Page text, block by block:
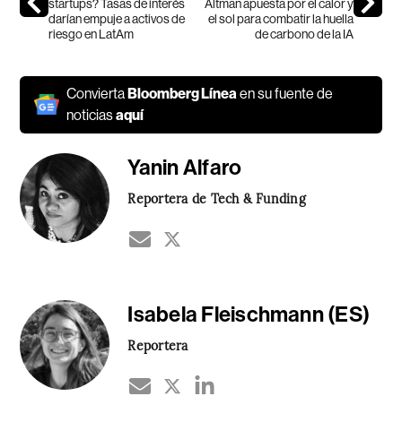
startups? Tasas de interés
darían empuje a activos de
riesgo en LatAm
Altman apuesta por el calor y
el sol para combatir la huella
de carbono de la IA
ConviertaBloomberg Línea en su fuente de
noticiasaquí
Yanin Alfaro
Reportera de Tech & Funding
Isabela Fleischmann (ES)
Reportera